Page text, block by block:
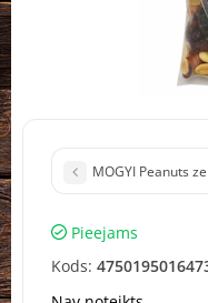
MOGYI Peanuts
Pieejams
Kods: